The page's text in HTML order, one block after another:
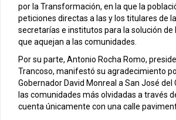
por la Transformación, en la que la
peticiones directas a las y los titulares de
secretarías e institutos para la solución de
que aquejan a las comunidades.
Por su parte, Antonio Rocha Romo,
Trancoso, manifestó su agradecimiento
Gobernador David Monreal a San José del
las comunidades más olvidadas a través
cuenta únicamente con una calle